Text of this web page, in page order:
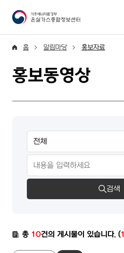
홈 알림마당 홍보자료
홍보동영상
검색
총 10건의 게시물이 있습니다. (1